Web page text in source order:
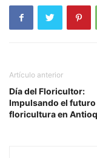
Artículo anterior
Día del Floricultor:
Impulsando el futuro
floricultura en